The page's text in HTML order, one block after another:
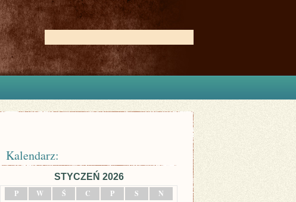
Kalendarz:
STYCZEŃ 2026
P
W Ś C P S N